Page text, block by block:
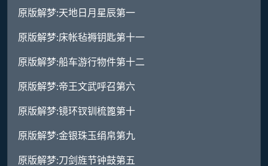
原版解梦:天地日月星辰第一
原版解梦:床帐毡褥钥匙第十一
原版解梦:船车游行物件第十二
原版解梦:帝王文武呼召第六
原版解梦:镜环钗钏梳篦第十
原版解梦:金银珠玉绢帛第九
原版解梦:刀剑旌节钟鼓第五